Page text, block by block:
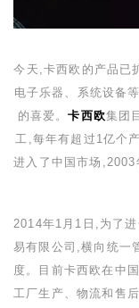
今天,卡西欧的产品已
电子乐器、系统设备
的喜爱。卡西欧集团
工,每年有超过 1亿个
进入了中国市场,2003
2014年1 月 1 日,为了
易有限公司,横向统一
度。目前卡西欧在中
工厂生产、物流和售